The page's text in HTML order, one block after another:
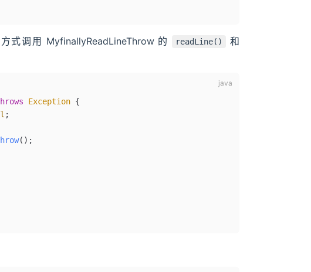
式调用 MyfinallyReadLineThrow 的 readLine() 和
Exception {
;
();